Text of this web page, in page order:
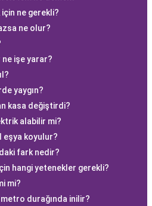
ne gerekli?
ne olur?
işe yarar?
yaygın?
kasa değiştirdi?
alabilir mi?
eşya koyulur?
fark nedir?
hangi yetenekler gerekli?
mi?
durağında inilir?